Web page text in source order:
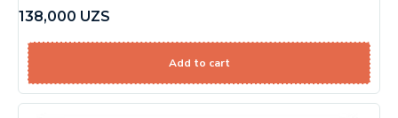
138,000 UZS
Add to cart